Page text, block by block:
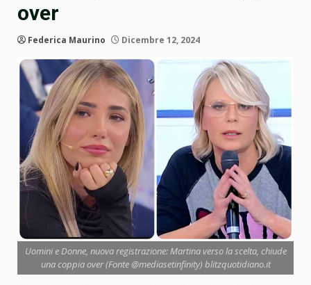
over
Federica Maurino Dicembre 12, 2024
Uomini e Donne, nuova registrazione: Martina verso la scelta, chiude
una coppia over (Fonte @mediasetinfinity) blitzquotidiano.it